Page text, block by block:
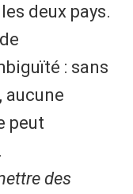
deux pays.
: sans
aucune
peut
des